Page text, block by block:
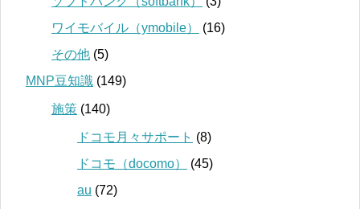
ワイモバイル（ymobile）
(16)
その他 (5)
MNP豆知識 (149)
施策 (140)
ドコモ月々サポート (8)
ドコモ（docomo）
(45)
au (72)